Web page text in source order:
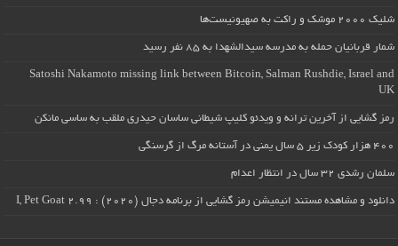
شلیک ۲۰۰۰ موشک و راکت به صهیونیست‌ها
شمار قربانیان حمله به مدرسه سیدالشهدا به ۸۵ نفر رسید
Satoshi Nakamoto missing link between Bitcoin, Salman Rushdie, Israel and
UK
رمز گشایی از آخرین ترانه و ویدئو کلیپ شیطانی ساسان حیدری ملقب به ساسی مانکن
۴۰۰ هزار کودک زیر ۵ سال یمنی در آستانه مرگ از گرسنگی
سلمان رشدی ۳۲ سال در انتظار اعدام
دانلود و مشاهده مستند انیمیشن رمز گشایی از برنامه دجال (۲۰۲۰) : I, Pet Goat 2.99